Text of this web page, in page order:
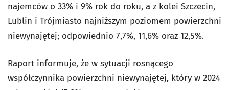
najemców o 33% i 9% rok do roku, a z kolei Szczecin,
Lublin i Trójmiasto najniższym poziomem powierzchni
niewynajętej; odpowiednio 7,7%, 11,6% oraz 12,5%.
Raport informuje, że w sytuacji rosnącego
współczynnika powierzchni niewynajętej, który w 2024